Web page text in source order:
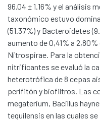
96.04 ± 1.16% y el análisis
taxonómico estuvo
(51.37%) y Bacteroidetes
aumento de 0,41% a
Nitrospirae. Para la
nitrificantes se evaluó la
heterotrófica de 8 cepas
perifitón y biofiltros. Las
megaterium, Bacillus
tequilensis en las cuales